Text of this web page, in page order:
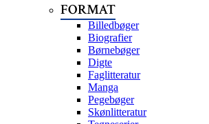
FORMAT
Billedbøger
Biografier
Børnebøger
Digte
Faglitteratur
Manga
Pegebøger
Skønlitteratur